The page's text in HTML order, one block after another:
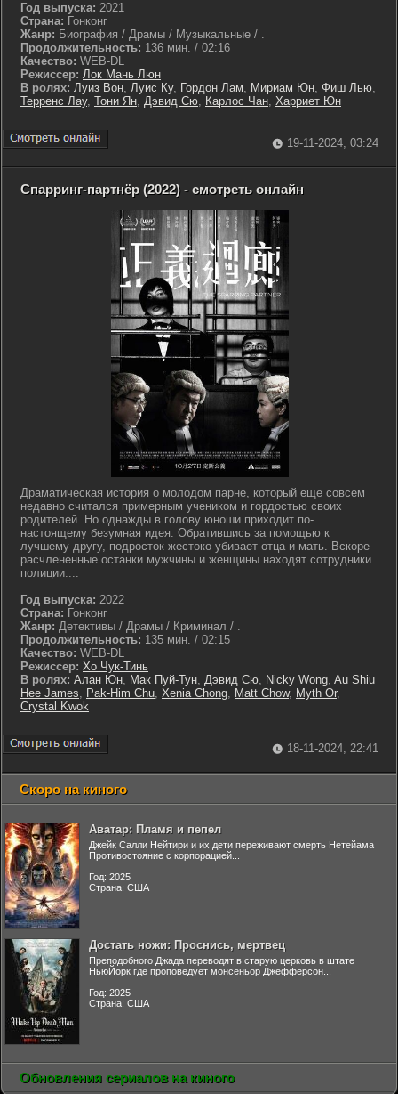
Год выпуска: 2021
Страна: Гонконг
Жанр: Биография / Драмы / Музыкальные / .
Продолжительность: 136 мин. / 02:16
Качество: WEB-DL
Режиссер: Лок Мань Люн
В ролях: Луиз Вон, Луис Ку, Гордон Лам, Мириам Юн, Фиш Лью,
Терренс Лау, Тони Ян, Дэвид Сю, Карлос Чан, Харриет Юн
19-11-2024, 03:24
Спарринг-партнёр (2022) - смотреть онлайн
Драматическая история о молодом парне, который еще совсем
недавно считался примерным учеником и гордостью своих
родителей. Но однажды в голову юноши приходит по-
настоящему безумная идея. Обратившись за помощью к
лучшему другу, подросток жестоко убивает отца и мать. Вскоре
расчлененные останки мужчины и женщины находят сотрудники
полиции....
Год выпуска: 2022
Страна: Гонконг
Жанр: Детективы / Драмы / Криминал / .
Продолжительность: 135 мин. / 02:15
Качество: WEB-DL
Режиссер: Хо Чук-Тинь
В ролях: Алан Юн, Мак Пуй-Тун, Дэвид Сю, Nicky Wong, Au Shiu
Hee James, Pak-Him Chu, Xenia Chong, Matt Chow, Myth Or,
Crystal Kwok
18-11-2024, 22:41
Скоро на киного
Аватар: Пламя и пепел
Джейк Салли Нейтири и их дети переживают смерть Нетейама
Противостояние с корпорацией...
Год: 2025
Страна: США
Достать ножи: Проснись, мертвец
Преподобного Джада переводят в старую церковь в штате
НьюЙорк где проповедует монсеньор Джефферсон...
Год: 2025
Страна: США
Обновления сериалов на киного